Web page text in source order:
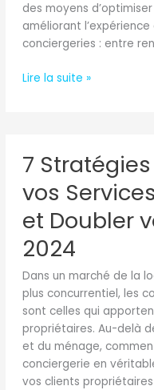
des moyens
améliorant
conciergeries : entre
Lire la suite »
7
vos
et Doubler
2024
Dans un marché de la
plus concurrentiel, les
sont celles qui
propriétaires. Au-delà
et du ménage,
conciergerie en
vos clients
Stratégies
pour
Valoriser
vos
Services
de
et
Doubler
vos
Revenus
en
2024